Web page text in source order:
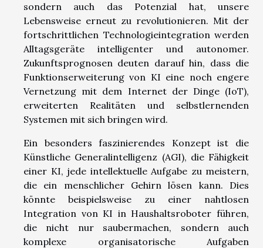
sondern auch das Potenzial hat, unsere
Lebensweise erneut zu revolutionieren. Mit der
fortschrittlichen Technologieintegration werden
Alltagsgeräte intelligenter und autonomer.
Zukunftsprognosen deuten darauf hin, dass die
Funktionserweiterung von KI eine noch engere
Vernetzung mit dem Internet der Dinge (IoT),
erweiterten Realitäten und selbstlernenden
Systemen mit sich bringen wird.
Ein besonders faszinierendes Konzept ist die
Künstliche Generalintelligenz (AGI), die Fähigkeit
einer KI, jede intellektuelle Aufgabe zu meistern,
die ein menschlicher Gehirn lösen kann. Dies
könnte beispielsweise zu einer nahtlosen
Integration von KI in Haushaltsroboter führen,
die nicht nur saubermachen, sondern auch
komplexe organisatorische Aufgaben